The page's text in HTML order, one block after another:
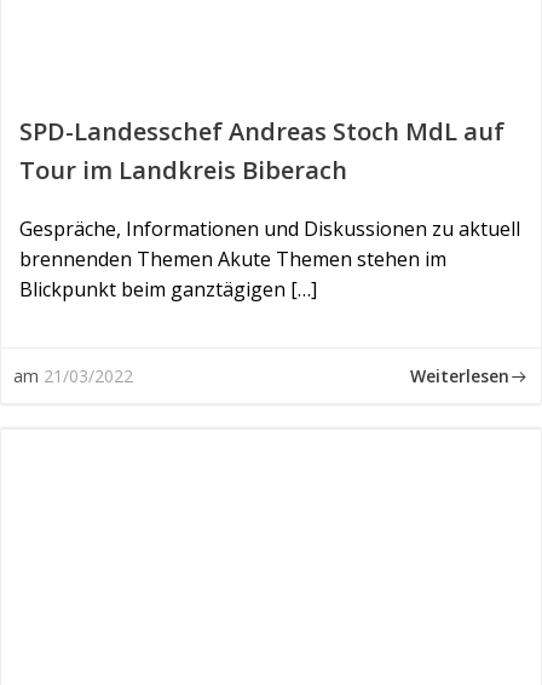
SPD-Landesschef Andreas Stoch MdL auf
Tour im Landkreis Biberach
Gespräche, Informationen und Diskussionen zu aktuell
brennenden Themen Akute Themen stehen im
Blickpunkt beim ganztägigen […]
am 21/03/2022 Weiterlesen